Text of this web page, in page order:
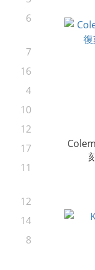
6
7
16
4
10
12
17
11
12
14
8